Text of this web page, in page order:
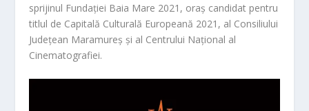
sprijinul Fundației Baia Mare 2021, oraș candidat pentru
titlul de Capitală Culturală Europeană 2021, al Consiliului
Județean Maramureș și al Centrului Național al
Cinematografiei.